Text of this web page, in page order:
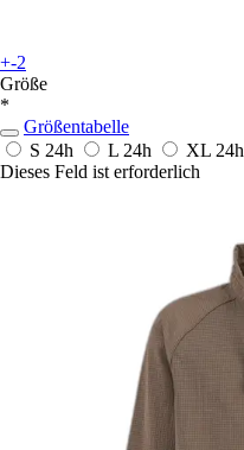
+-2
Größe
*
Größentabelle
S 24h L 24h XL 24h
Dieses Feld ist erforderlich